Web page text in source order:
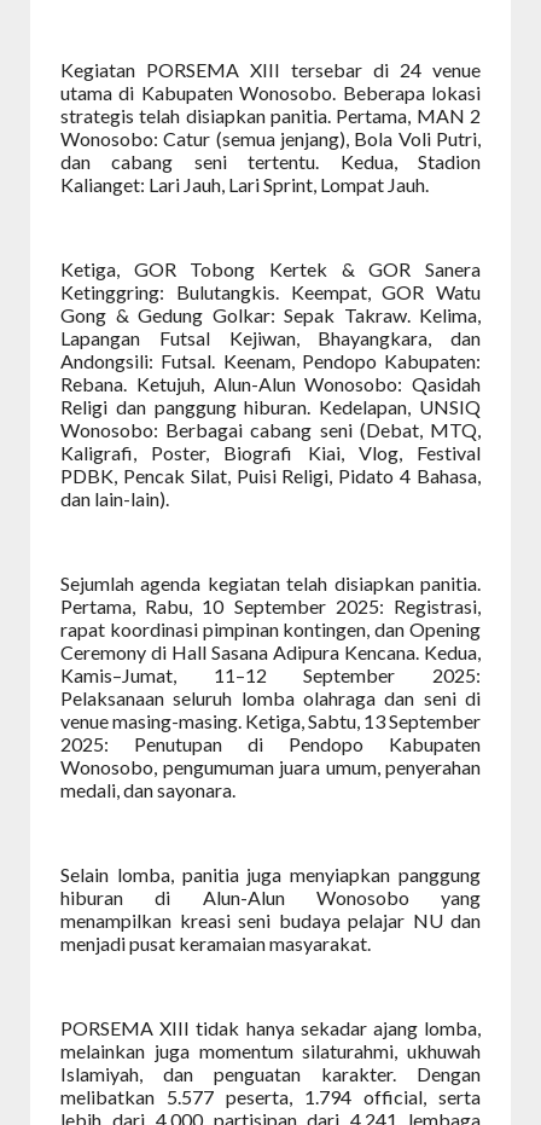
Kegiatan PORSEMA XIII tersebar di 24 venue
utama di Kabupaten Wonosobo. Beberapa lokasi
strategis telah disiapkan panitia. Pertama, MAN 2
Wonosobo: Catur (semua jenjang), Bola Voli Putri,
dan cabang seni tertentu. Kedua, Stadion
Kalianget: Lari Jauh, Lari Sprint, Lompat Jauh.
Ketiga, GOR Tobong Kertek & GOR Sanera
Ketinggring: Bulutangkis. Keempat, GOR Watu
Gong & Gedung Golkar: Sepak Takraw. Kelima,
Lapangan Futsal Kejiwan, Bhayangkara, dan
Andongsili: Futsal. Keenam, Pendopo Kabupaten:
Rebana. Ketujuh, Alun-Alun Wonosobo: Qasidah
Religi dan panggung hiburan. Kedelapan, UNSIQ
Wonosobo: Berbagai cabang seni (Debat, MTQ,
Kaligrafi, Poster, Biografi Kiai, Vlog, Festival
PDBK, Pencak Silat, Puisi Religi, Pidato 4 Bahasa,
dan lain-lain).
Sejumlah agenda kegiatan telah disiapkan panitia.
Pertama, Rabu, 10 September 2025: Registrasi,
rapat koordinasi pimpinan kontingen, dan Opening
Ceremony di Hall Sasana Adipura Kencana. Kedua,
Kamis–Jumat, 11–12 September 2025:
Pelaksanaan seluruh lomba olahraga dan seni di
venue masing-masing. Ketiga, Sabtu, 13 September
2025: Penutupan di Pendopo Kabupaten
Wonosobo, pengumuman juara umum, penyerahan
medali, dan sayonara.
Selain lomba, panitia juga menyiapkan panggung
hiburan di Alun-Alun Wonosobo yang
menampilkan kreasi seni budaya pelajar NU dan
menjadi pusat keramaian masyarakat.
PORSEMA XIII tidak hanya sekadar ajang lomba,
melainkan juga momentum silaturahmi, ukhuwah
Islamiyah, dan penguatan karakter. Dengan
melibatkan 5.577 peserta, 1.794 official, serta
lebih dari 4.000 partisipan dari 4.241 lembaga